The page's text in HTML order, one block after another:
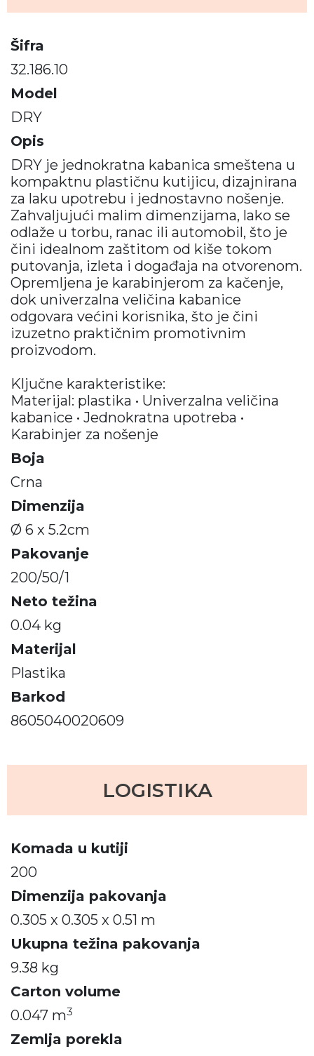
Šifra
32.186.10
Model
DRY
Opis
DRY je jednokratna kabanica smeštena u
kompaktnu plastičnu kutijicu, dizajnirana
za laku upotrebu i jednostavno nošenje.
Zahvaljujući malim dimenzijama, lako se
odlaže u torbu, ranac ili automobil, što je
čini idealnom zaštitom od kiše tokom
putovanja, izleta i događaja na otvorenom.
Opremljena je karabinjerom za kačenje,
dok univerzalna veličina kabanice
odgovara većini korisnika, što je čini
izuzetno praktičnim promotivnim
proizvodom.
Ključne karakteristike:
Materijal: plastika • Univerzalna veličina
kabanice • Jednokratna upotreba •
Karabinjer za nošenje
Boja
Crna
Dimenzija
Ø 6 x 5.2cm
Pakovanje
200/50/1
Neto težina
0.04 kg
Materijal
Plastika
Barkod
8605040020609
LOGISTIKA
Komada u kutiji
200
Dimenzija pakovanja
0.305 x 0.305 x 0.51 m
Ukupna težina pakovanja
9.38 kg
Carton volume
0.047 m3
Zemlja porekla